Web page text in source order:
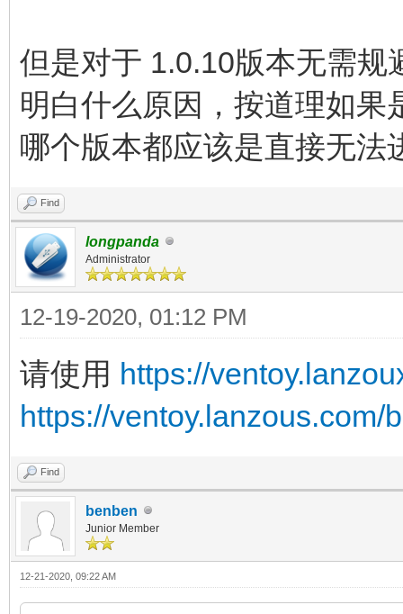
但是对于 1.0.10版本无需
明白什么原因，按道理如果
哪个版本都应该是直接无法
Find
longpanda
Administrator
12-19-2020, 01:12 PM
请使用 https://
https://ventoy.lanzous.com/
Find
benben
Junior Member
12-21-2020, 09:22 AM